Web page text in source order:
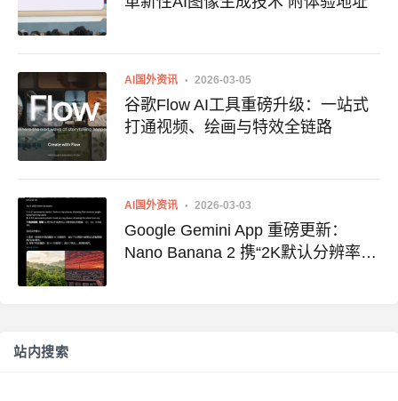
AI国外资讯 2026-03-05
谷歌Flow AI工具重磅升级：一站式
打通视频、绘画与特效全链路
AI国外资讯 2026-03-03
Google Gemini App 重磅更新：
Nano Banana 2 携“2K默认分辨率
站内搜索